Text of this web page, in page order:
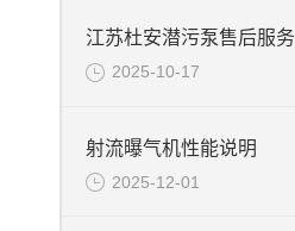
江苏杜安潜污泵售后服务
2025-10-17
射流曝气机性能说明
2025-12-01